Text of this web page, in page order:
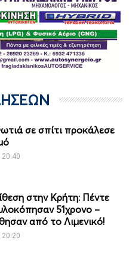
σε σπίτι προκάλεσε
στην Κρήτη: Πέντε
51χρονο –
από το Λιμενικό!